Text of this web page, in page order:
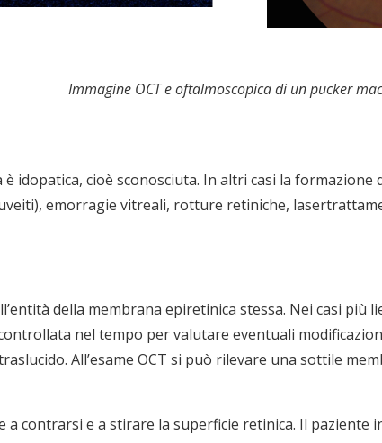
Immagine OCT e oftalmoscopica di un pucker
idopatica, cioè sconosciuta. In altri casi la
emorragie vitreali, rotture retiniche,
della membrana epiretinica stessa. Nei casi più
nel tempo per valutare eventuali
All’esame OCT si può rilevare una sottile
a contrarsi e a stirare la superficie retinica. Il paziente